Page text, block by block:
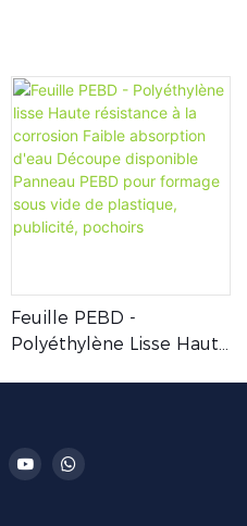
Feuille PEBD -
Polyéthylène Lisse Haute
Découpe Disponible
Panneau PEBD Pour